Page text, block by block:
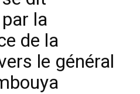
la
de la
le général